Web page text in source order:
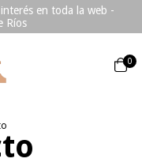
en toda la web -
Ríos
0